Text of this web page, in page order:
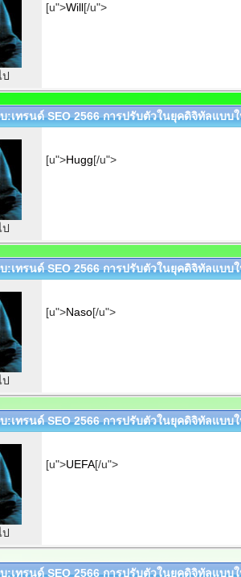
ป
[u">Will[/u">
เทรนด์ SEO 2566 การปรับตัวในยุคดิจิทัลแบบ
ป
[u">Hugg[/u">
เทรนด์ SEO 2566 การปรับตัวในยุคดิจิทัลแบบ
ป
[u">Naso[/u">
เทรนด์ SEO 2566 การปรับตัวในยุคดิจิทัลแบบ
ป
[u">UEFA[/u">
เทรนด์ SEO 2566 การปรับตัวในยุคดิจิทัลแบบ